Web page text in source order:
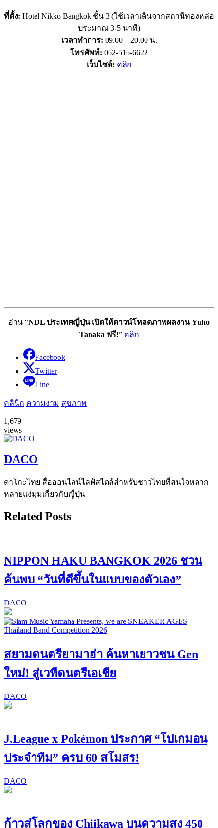
ที่ตั้ง: Hotel Nikko Bangkok ชั้น 3 (ใช้เวลาเดินจากสถานีทองหล่อ
ประมาณ 3-5 นาที)
เวลาทำการ: 09.00 – 20.00 น.
โทรศัพท์: 062-516-6622
เว็บไซต์: คลิก
อ่าน “NDL ประเทศญี่ปุ่น เปิดให้ดาวน์โหลดภาพผลงาน Yuho
Tanaka ฟรี!” คลิก
Facebook
Twitter
Line
คลินิก ความงาม สุขภาพ
1,679
views
DACO
ดาโกะไทย สื่อออนไลน์ไลฟ์สไตล์สำหรับชาวไทยที่สนใจหลาก
หลายแง่มุมเกี่ยวกับญี่ปุ่น
Related Posts
NIPPON HAKU BANGKOK 2026 ชวน
ค้นพบ “วันที่ดีขึ้นในแบบของตัวเอง”
DACO
สยามดนตรียามาฮ่า ค้นหาเยาวชน Gen
ใหม่! สู่เวทีดนตรีเอเชีย
DACO
J.League x Pokémon ประกาศ “โปเกมอน
ประจำทีม” ครบ 60 สโมสร!
DACO
ก้าวสู่โลกของ Chiikawa บนความสูง 450